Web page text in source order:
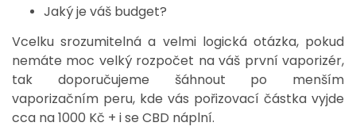
Jaký je váš budget?
Vcelku srozumitelná a velmi logická otázka, pokud
nemáte moc velký rozpočet na váš první vaporizér,
tak doporučujeme šáhnout po menším
vaporizačním peru, kde vás pořizovací částka vyjde
cca na 1000 Kč + i se CBD náplní.